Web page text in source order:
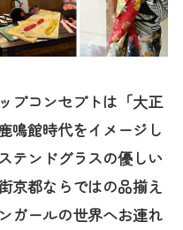
プコンセプトは「大正
鳴館時代をイメージし
テンドグラスの優しい
京都ならではの品揃え
ガールの世界へお連れ